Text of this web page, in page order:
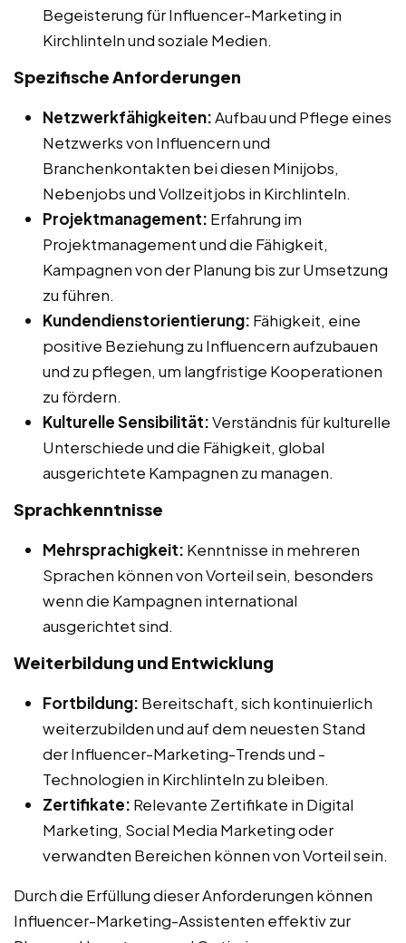
Begeisterung für Influencer-Marketing in
Kirchlinteln und soziale Medien.
Spezifische Anforderungen
Netzwerkfähigkeiten:Aufbau und Pflege eines
Netzwerks von Influencern und
Branchenkontakten bei diesen Minijobs,
Nebenjobs und Vollzeitjobs in Kirchlinteln.
Projektmanagement: Erfahrung im
Projektmanagement und die Fähigkeit,
Kampagnen von der Planung bis zur Umsetzung
zu führen.
Kundendienstorientierung: Fähigkeit, eine
positive Beziehung zu Influencern aufzubauen
und zu pflegen, um langfristige Kooperationen
zu fördern.
Kulturelle Sensibilität:Verständnis für kulturelle
Unterschiede und die Fähigkeit, global
ausgerichtete Kampagnen zu managen.
Sprachkenntnisse
Mehrsprachigkeit: Kenntnisse in mehreren
Sprachen können von Vorteil sein, besonders
wenn die Kampagnen international
ausgerichtet sind.
Weiterbildung und Entwicklung
Fortbildung: Bereitschaft, sich kontinuierlich
weiterzubilden und auf dem neuesten Stand
der Influencer-Marketing-Trends und -
Technologien in Kirchlinteln zu bleiben.
Zertifikate: Relevante Zertifikate in Digital
Marketing, Social Media Marketing oder
verwandten Bereichen können von Vorteil sein.
Durch die Erfüllung dieser Anforderungen können
Influencer-Marketing-Assistenten effektiv zur